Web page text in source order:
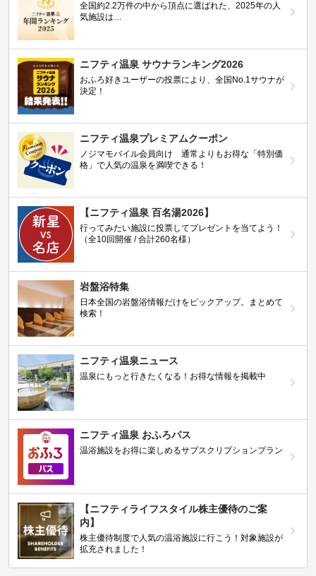
全国約2.2万件の中から頂点に選ばれた、2025年の人
気施設は…
ニフティ温泉 サウナランキング2026
おふろ好きユーザーの投票により、全国No.1サウナが
決定！
ニフティ温泉プレミアムクーポン
ノジマモバイル会員向け 通常よりもお得な「特別価
格」で人気の温泉を満喫できる！
【ニフティ温泉 百名湯2026】
行ってみたい施設に投票してプレゼントを当てよう！
（全10回開催 / 合計260名様）
岩盤浴特集
日本全国の岩盤浴情報だけをピックアップ。まとめて
検索！
ニフティ温泉ニュース
温泉にもっと行きたくなる！お得な情報を掲載中
ニフティ温泉 おふろパス
温浴施設をお得に楽しめるサブスクリプションプラン
【ニフティライフスタイル株主優待のご案
内】
株主優待制度で人気の温浴施設に行こう！対象施設が
拡充されました！